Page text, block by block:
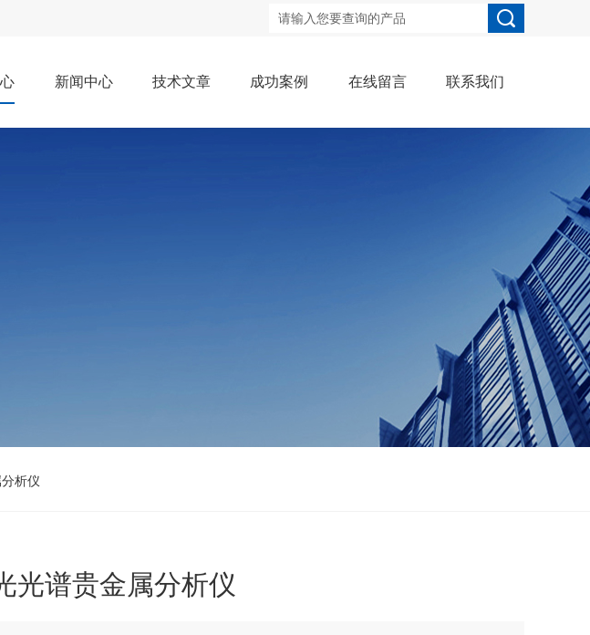
新闻中心 技术文章 成功案例 在线留言 联系我们
析仪
光谱贵金属分析仪